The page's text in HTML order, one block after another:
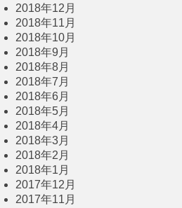
2018年12月
2018年11月
2018年10月
2018年9月
2018年8月
2018年7月
2018年6月
2018年5月
2018年4月
2018年3月
2018年2月
2018年1月
2017年12月
2017年11月